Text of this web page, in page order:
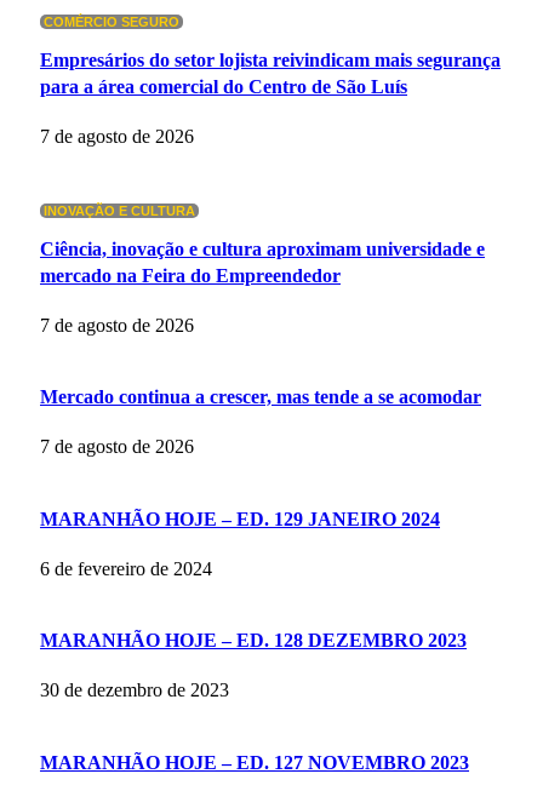
COMÉRCIO SEGURO
Empresários do setor lojista reivindicam mais segurança
para a área comercial do Centro de São Luís
7 de agosto de 2026
INOVAÇÃO E CULTURA
Ciência, inovação e cultura aproximam universidade e
mercado na Feira do Empreendedor
7 de agosto de 2026
Mercado continua a crescer, mas tende a se acomodar
7 de agosto de 2026
MARANHÃO HOJE – ED. 129 JANEIRO 2024
6 de fevereiro de 2024
MARANHÃO HOJE – ED. 128 DEZEMBRO 2023
30 de dezembro de 2023
MARANHÃO HOJE – ED. 127 NOVEMBRO 2023